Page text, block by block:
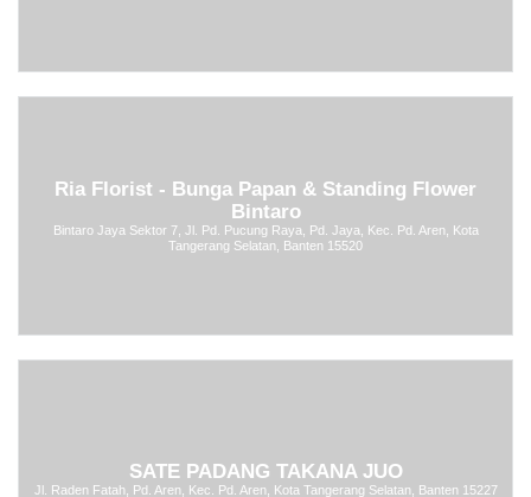
Ria Florist - Bunga Papan & Standing Flower
Bintaro
Bintaro Jaya Sektor 7, Jl. Pd. Pucung Raya, Pd. Jaya, Kec. Pd. Aren, Kota
Tangerang Selatan, Banten 15520
SATE PADANG TAKANA JUO
Jl. Raden Fatah, Pd. Aren, Kec. Pd. Aren, Kota Tangerang Selatan, Banten 15227